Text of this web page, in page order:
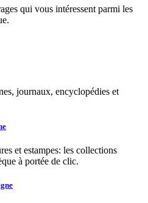
qui vous intéressent parmi les
journaux, encyclopédies et
et estampes: les collections
à portée de clic.